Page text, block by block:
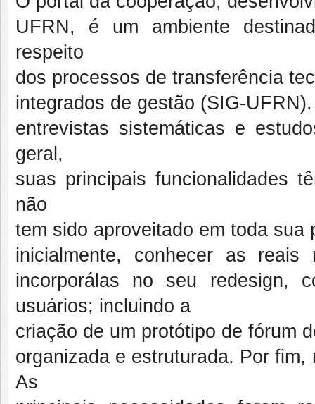
UFRN, é um ambiente
respeito
dos processos de transferência
integrados de gestão (SIG-
entrevistas sistemáticas e
geral,
suas principais funcionalidades
não
tem sido aproveitado em toda
inicialmente, conhecer as
incorporálas no seu redesign,
usuários; incluindo a
criação de um protótipo de fórum
organizada e estruturada. Por
As